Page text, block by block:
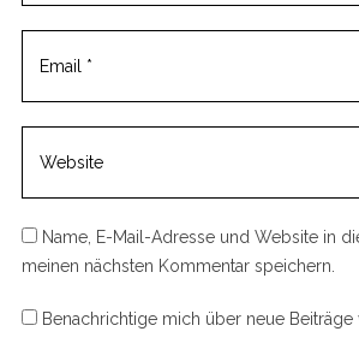
Name, E-Mail-Adresse und Website in
meinen nächsten Kommentar speichern.
Benachrichtige mich über neue Beiträge